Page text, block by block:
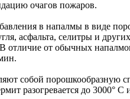
очагов пожаров.
в напалмы в виде
асфальта, селитры и
отличие от обычных
собой порошкообразную
разогревается до 3000° С